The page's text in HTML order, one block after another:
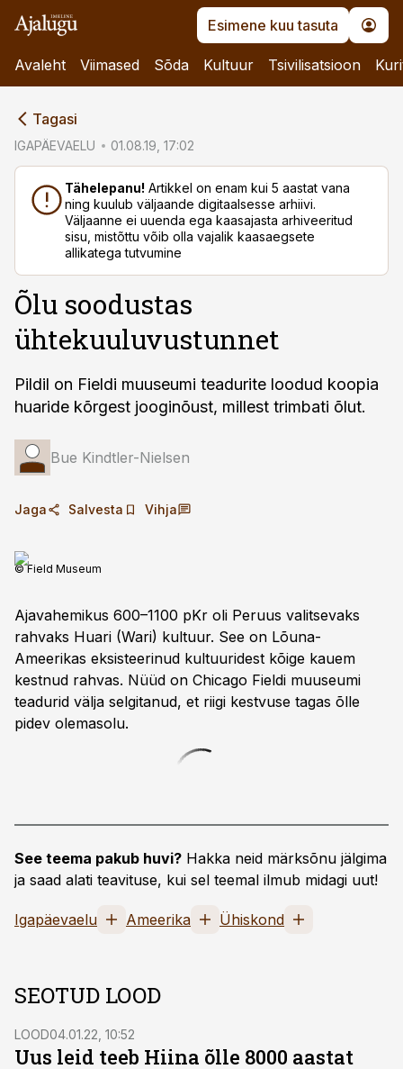
Esimene kuu tasuta
Avaleht Viimased Sõda Kultuur Tsivilisatsioon
Tagasi
IGAPÄEVAELU 01.08.19, 17:02
Tähelepanu! Artikkel on enam kui 5 aastat vana
ning kuulub väljaande digitaalsesse arhiivi.
Väljaanne ei uuenda ega kaasajasta arhiveeritud
sisu, mistõttu võib olla vajalik kaasaegsete
allikatega tutvumine
Õlu soodustas
ühtekuuluvustunnet
Pildil on Fieldi muuseumi teadurite loodud koopia
huaride kõrgest jooginõust, millest trimbati õlut.
Bue Kindtler-Nielsen
Jaga Salvesta Vihja
© Field Museum
Ajavahemikus 600–1100 pKr oli Peruus valitsevaks
rahvaks Huari (Wari) kultuur. See on Lõuna-
Ameerikas eksisteerinud kultuuridest kõige kauem
kestnud rahvas. Nüüd on Chicago Fieldi muuseumi
teadurid välja selgitanud, et riigi kestvuse tagas õlle
pidev olemasolu.
See teema pakub huvi? Hakka neid märksõnu jälgima
ja saad alati teavituse, kui sel teemal ilmub midagi uut!
Igapäevaelu Ameerika Ühiskond
SEOTUD LOOD
LOOD04.01.22, 10:52
Uus leid teeb Hiina õlle 8000 aastat